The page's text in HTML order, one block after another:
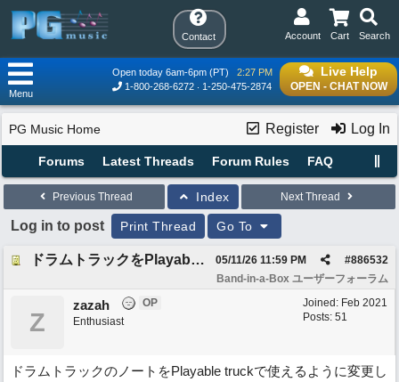
Contact Search
Cart
Account
Live Help
OPEN - CHAT NOW
Open today 6am-6pm (PT)
2:27 PM
1-800-268-6272
1-250-475-2874
Menu
Register Log In
PG Music Home
Forums Latest Threads Forum Rules FAQ
Previous Thread Index Next Thread
Log in to post Print Thread Go To
ドラムトラックをPlayable truckにした時のベロシティについて #886532
05/11/26 11:59 PM
Band-in-a-Box ユーザーフォーラム
Joined: Feb 2021
Posts: 51
Z
zazah
OP
Enthusiast
ドラムトラックのノートをPlayable truckで使えるように変更し